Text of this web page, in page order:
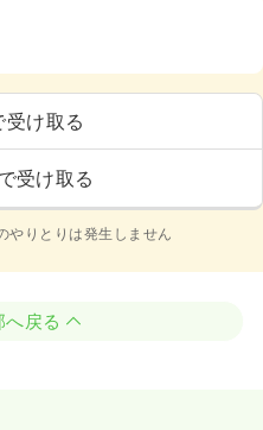
受け取る
受け取る
やりとりは発生しません
戻る